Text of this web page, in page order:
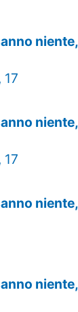
niente,
niente,